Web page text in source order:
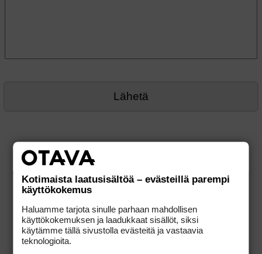
Kotimaista laatusisältöä – evästeillä parempi
käyttökokemus
Haluamme tarjota sinulle parhaan mahdollisen
käyttökokemuksen ja laadukkaat sisällöt, siksi
käytämme tällä sivustolla evästeitä ja vastaavia
teknologioita.